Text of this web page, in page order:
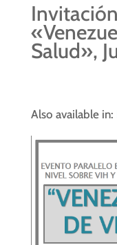
Salud»,
Also available in: